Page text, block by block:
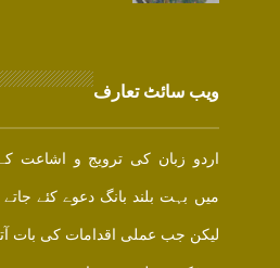
ویب سائٹ تعارف
اردو زبان کی ترویج و اشاعت
میں بہت بلند بانگ دعوے کئے
لیکن جب عملی اقدامات کی بات